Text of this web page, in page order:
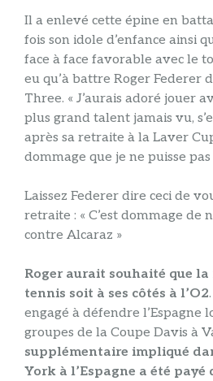
Il a enlevé cette épine en
fois son idole d’enfance ainsi
face à face favorable avec le
eu qu’à battre Roger Federer
Three. « J’aurais adoré jouer
plus grand talent jamais vu,
après sa retraite à la Laver
dommage que je ne puisse
Laissez Federer dire ceci de
retraite : « C’est dommage de
contre Alcaraz »
Roger aurait souhaité que
tennis soit à ses côtés à l’O2
engagé à défendre l’Espagne
groupes de la Coupe Davis à
supplémentaire impliqué
York à l’Espagne a été